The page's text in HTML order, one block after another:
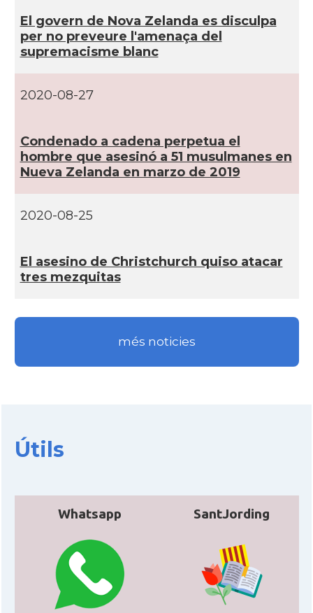
El govern de Nova Zelanda es disculpa
per no preveure l'amenaça del
supremacisme blanc
2020-08-27
Condenado a cadena perpetua el
hombre que asesinó a 51 musulmanes en
Nueva Zelanda en marzo de 2019
2020-08-25
El asesino de Christchurch quiso atacar
tres mezquitas
més noticies
Útils
Whatsapp SantJording